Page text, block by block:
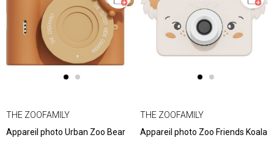
THE ZOOFAMILY
Appareil photo Urban Zoo Bear
THE ZOOFAMILY
Appareil photo Zoo Friends Koala